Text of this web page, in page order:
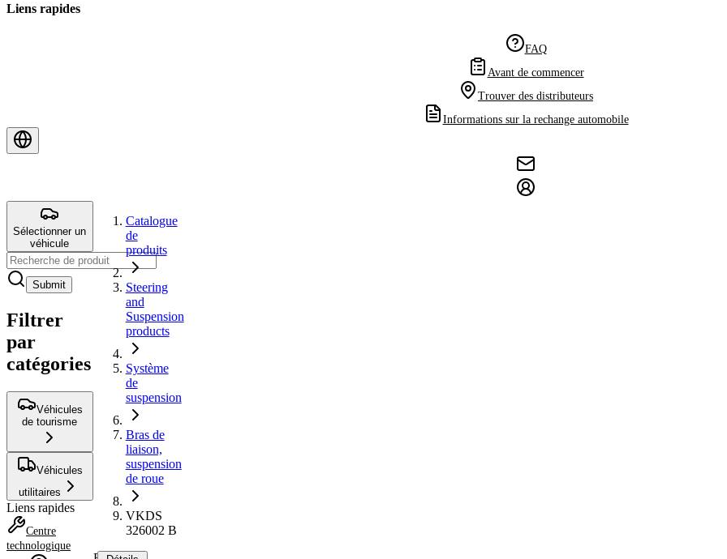
Liens rapides
FAQ
Avant de commencer
Trouver des distributeurs
Informations sur la rechange automobile
Sélectionner un
véhicule
Submit
Filtrer
par
catégories
Véhicules
de tourisme
Véhicules
utilitaires
Liens rapides
Centre
technologique
Catalogue
de
produits
Steering
and
Suspension
products
Système
de
suspension
Bras de
liaison,
suspension
de roue
VKDS
326002 B